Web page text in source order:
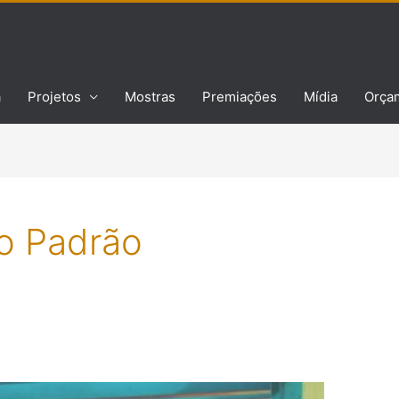
Projetos Mostras Premiações Mídia
Padrão